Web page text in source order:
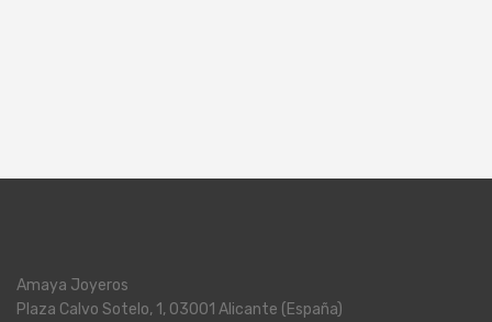
Amaya Joyeros
Plaza Calvo Sotelo, 1, 03001 Alicante (España)